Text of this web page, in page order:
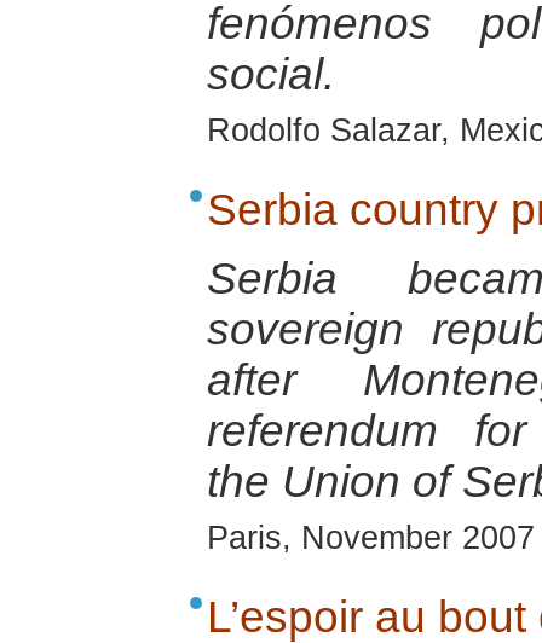
fenómenos
social.
Rodolfo Salazar,
Serbia country
Serbia
sovereign
after
referendum
the Union of
Paris, November 2007
L’espoir au